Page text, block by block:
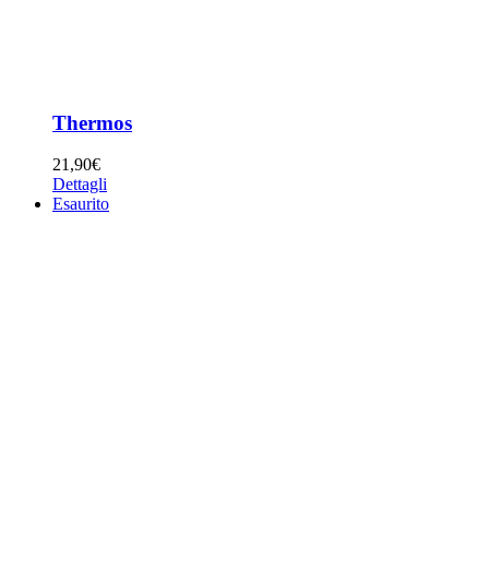
Thermos
21,90€
Dettagli
Esaurito